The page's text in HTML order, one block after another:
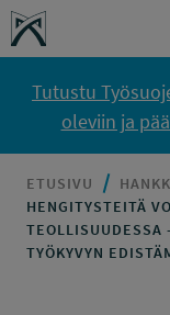
Siirry sisältöön
Työsuojelurahasto
Tutustu
oleviin ja
ETUSIVU
HENGITYSTEITÄ
TEOLLISUUDESSA
TYÖKYVYN